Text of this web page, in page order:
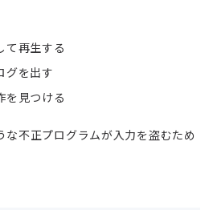
て再生する
グを出す
を見つける
な不正プログラムが入力を盗むため